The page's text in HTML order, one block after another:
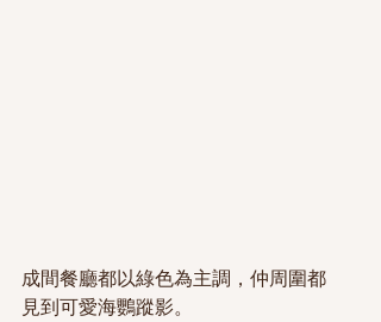
成間餐廳都以綠色為主調，仲周圍都
見到可愛海鸚蹤影。